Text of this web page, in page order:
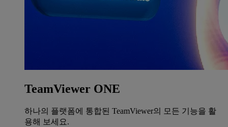
TeamViewer ONE
하나의 플랫폼에 통합된 TeamViewer의 모든 기능을 활
용해 보세요.